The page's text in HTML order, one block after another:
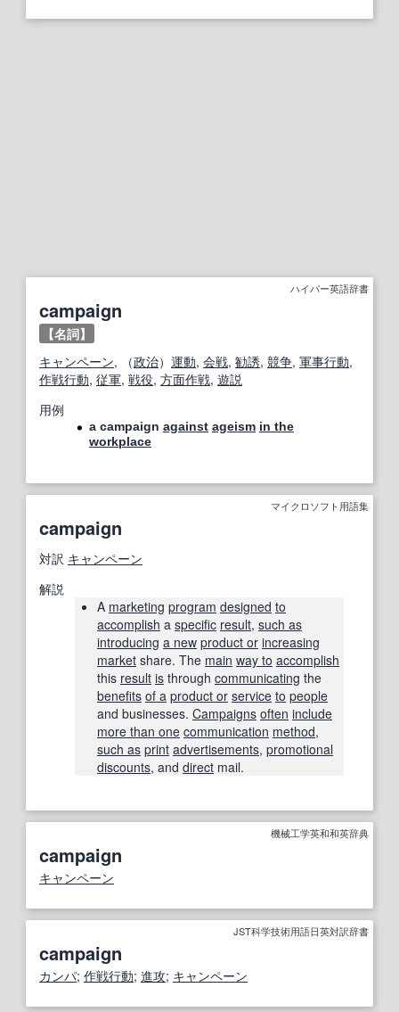
ハイパー英語辞書
campaign
【名詞】
キャンペーン, （政治） 運動, 会戦, 勧誘, 競争, 軍事行動,
作戦行動, 従軍, 戦役, 方面作戦, 遊説
用例
a campaign against ageism in the
workplace
マイクロソフト用語集
campaign
対訳 キャンペーン
解説
A marketing program designed to
accomplish a specific result, such as
introducing a new product or increasing
market share. The main way to accomplish
this result is through communicating the
benefits of a product or service to people
and businesses. Campaigns often include
more than one communication method,
such as print advertisements, promotional
discounts, and direct mail.
機械工学英和和英辞典
campaign
キャンペーン
JST科学技術用語日英対訳辞書
campaign
カンパ; 作戦行動; 進攻; キャンペーン